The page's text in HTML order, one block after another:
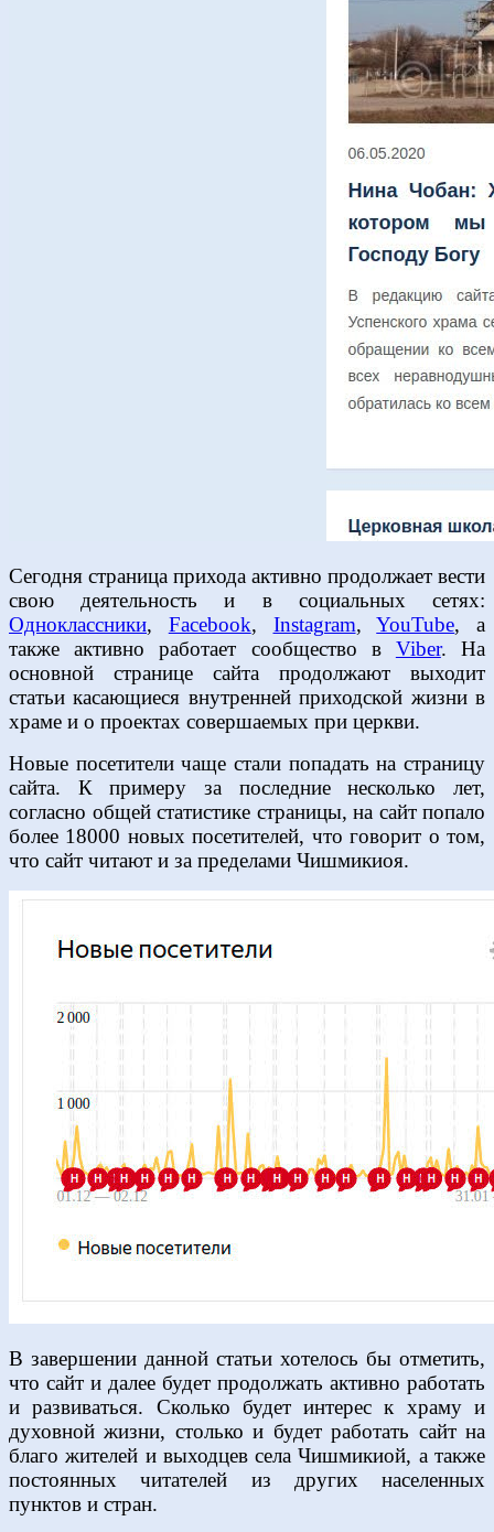
Сегодня страница прихода активно продолжает вести
свою деятельность и в социальных сетях:
Одноклассники, Facebook, Instagram,YouTube, а
также активно работает сообщество в Viber. На
основной странице сайта продолжают выходит
статьи касающиеся внутренней приходской жизни в
храме и о проектах совершаемых при церкви.
Новые посетители чаще стали попадать на страницу
сайта. К примеру за последние несколько лет,
согласно общей статистике страницы, на сайт попало
более 18000 новых посетителей, что говорит о том,
что сайт читают и за пределами Чишмикиоя.
В завершении данной статьи хотелось бы отметить,
что сайт и далее будет продолжать активно работать
и развиваться. Сколько будет интерес к храму и
духовной жизни, столько и будет работать сайт на
благо жителей и выходцев села Чишмикиой, а также
постоянных читателей из других населенных
пунктов и стран.